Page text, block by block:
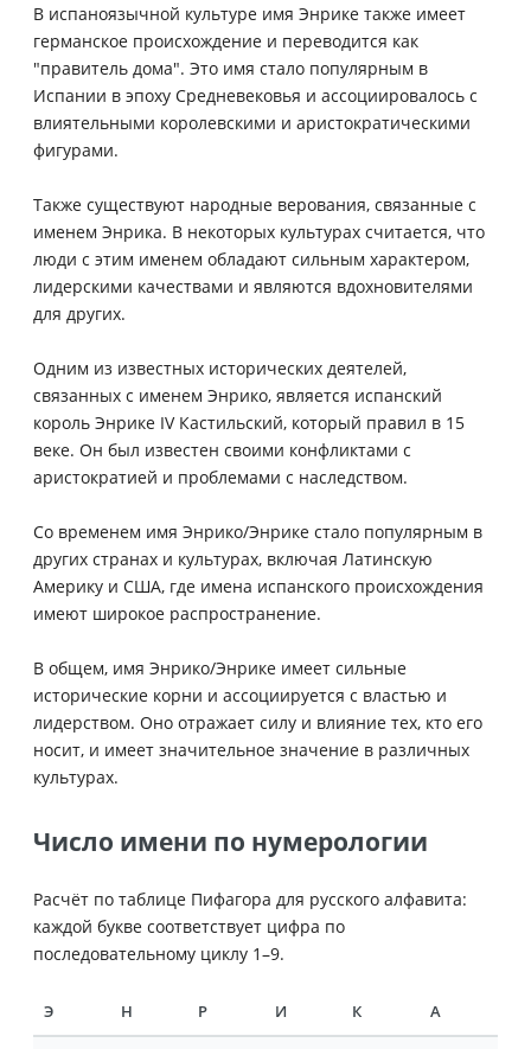
В испаноязычной культуре имя Энрике также имеет
германское происхождение и переводится как
"правитель дома". Это имя стало популярным в
Испании в эпоху Средневековья и ассоциировалось с
влиятельными королевскими и аристократическими
фигурами.
Также существуют народные верования, связанные с
именем Энрика. В некоторых культурах считается, что
люди с этим именем обладают сильным характером,
лидерскими качествами и являются вдохновителями
для других.
Одним из известных исторических деятелей,
связанных с именем Энрико, является испанский
король Энрике IV Кастильский, который правил в 15
веке. Он был известен своими конфликтами с
аристократией и проблемами с наследством.
Со временем имя Энрико/Энрике стало популярным в
других странах и культурах, включая Латинскую
Америку и США, где имена испанского происхождения
имеют широкое распространение.
В общем, имя Энрико/Энрике имеет сильные
исторические корни и ассоциируется с властью и
лидерством. Оно отражает силу и влияние тех, кто его
носит, и имеет значительное значение в различных
культурах.
Число имени по нумерологии
Расчёт по таблице Пифагора для русского алфавита:
каждой букве соответствует цифра по
последовательному циклу 1–9.
Э Н Р И К А